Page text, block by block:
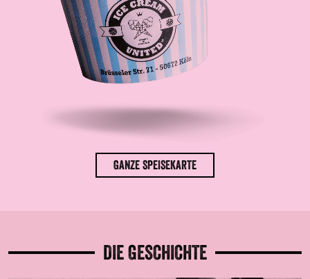
GANZE SPEISEKARTE
DIE GESCHICHTE